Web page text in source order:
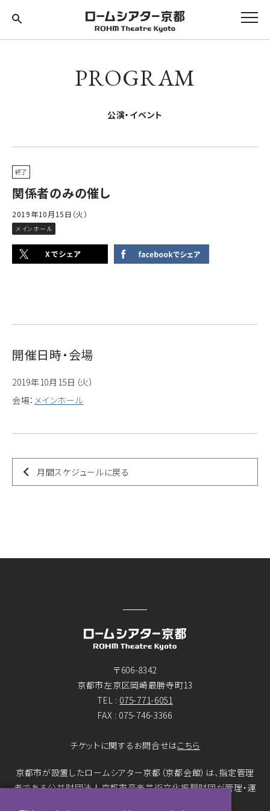
PROGRAM
公演・イベント
終了
関係者のみの催し
2019年10月15日（火）
メインホール
開催日時・会場
2019年10月15日（火）
会場： メインホール
月間スケジュールに戻る
〒606-8342
京都市左京区岡崎最勝寺町13
TEL : 075-771-6051
FAX : 075-746-3366
チケットに関するお問合せはこちら
京都市が設置したロームシアター京都（京都会館）は、指定管理
者である公益財団法人京都市音楽芸術文化振興財団が管理・運